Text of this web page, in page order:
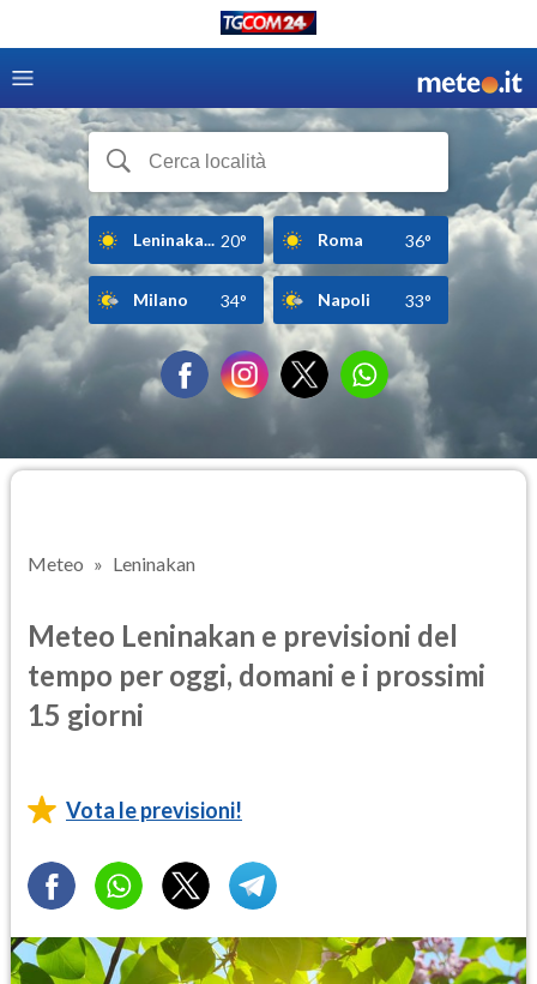
Leninaka... 20° Roma 36°
Milano 34° Napoli 33°
Meteo Leninakan
Meteo Leninakan e previsioni del
tempo per oggi, domani e i prossimi
15 giorni
Vota le previsioni!